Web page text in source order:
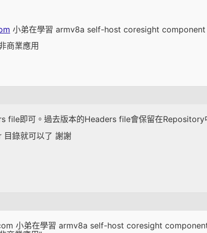
小弟在學習 armv8a self-host coresight component
商業應用
file即可。過去版本的Headers file會保留在Repository
目錄就可以了 謝謝
小弟在學習 armv8a self-host coresight